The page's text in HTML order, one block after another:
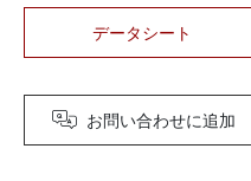
データシート
お問い合わせに追加